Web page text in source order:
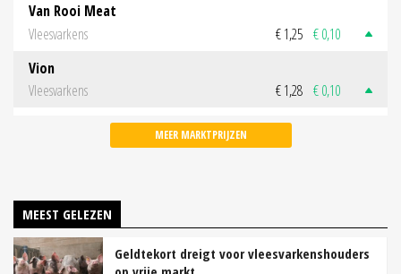
Van Rooi Meat
Vleesvarkens
€ 1,25 € 0,10
Vion
Vleesvarkens
€ 1,28 € 0,10
MEER MARKTPRIJZEN
MEEST GELEZEN
Geldtekort dreigt voor vleesvarkenshouders